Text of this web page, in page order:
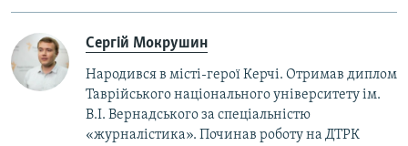
Сергій Мокрушин
Народився в місті-герої Керчі. Отримав диплом
Таврійського національного університету ім.
В.І. Вернадського за спеціальністю
«журналістика». Починав роботу на ДТРК